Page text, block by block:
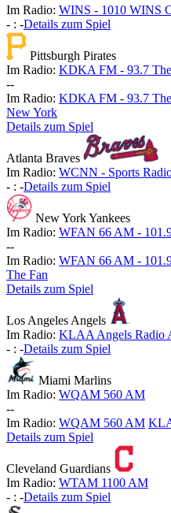
Im Radio: WINS - 1010 WINS
- : -Details zum Spiel
Pittsburgh Pirates
Im Radio: KDKA FM - 93.7
--
Im Radio: KDKA FM - 93.7
New York
Details zum Spiel
Atlanta Braves
Im Radio: WCNN - Sports
- : -Details zum Spiel
New York Yankees
Im Radio: WFAN 66 AM -
--
Im Radio: WFAN 66 AM -
The Fan
Details zum Spiel
Los Angeles Angels
Im Radio: KLAA Angels Radio
- : -Details zum Spiel
Miami Marlins
Im Radio: WQAM 560 AM
--
Im Radio: WQAM 560 AM
Details zum Spiel
Cleveland Guardians
Im Radio: WTAM 1100 AM
- : -Details zum Spiel